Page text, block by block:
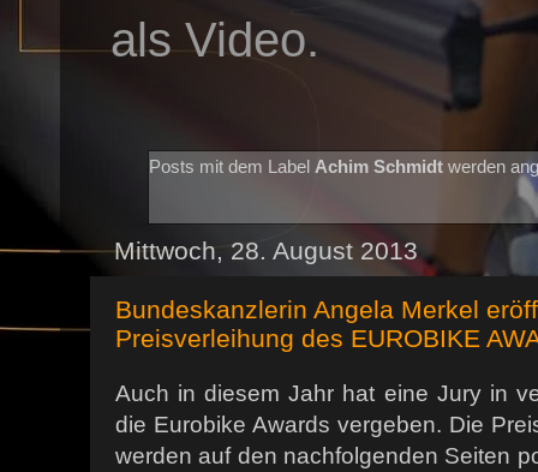
als Video.
Posts mit dem Label Achim Schmidt werden
Mittwoch, 28. August 2013
Bundeskanzlerin Angela Merkel
Preisverleihung des EUROBIKE
Auch in diesem Jahr hat eine Jury in
die Eurobike Awards vergeben. Die
werden auf den nachfolgenden Seiten